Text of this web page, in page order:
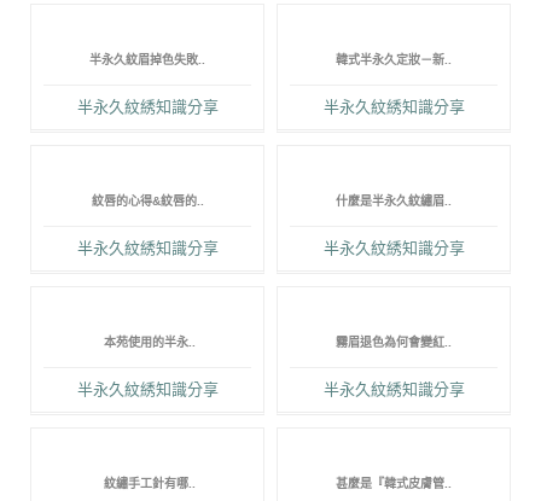
半永久紋眉掉色失敗..
半永久紋綉知識分享
韓式半永久定妝－新..
半永久紋綉知識分享
紋唇的心得&紋唇的..
半永久紋綉知識分享
什麼是半永久紋繡眉..
半永久紋綉知識分享
本苑使用的半永..
半永久紋綉知識分享
霧眉退色為何會變紅..
半永久紋綉知識分享
紋繡手工針有哪.. 甚麼是『韓式皮膚管..